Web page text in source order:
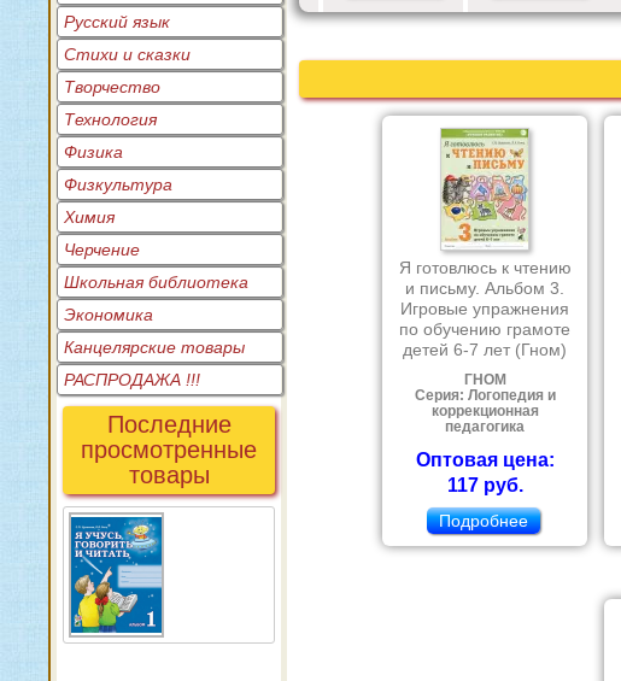
Русский язык
Стихи и сказки
Творчество
Технология
Физика
Физкультура
Химия
Черчение
Школьная библиотека
Экономика
Канцелярские товары
РАСПРОДАЖА !!!
Последние
просмотренные
товары
Я готовлюсь к чтению
и письму. Альбом 3.
Игровые упражнения
по обучению грамоте
детей 6-7 лет (Гном)
ГНОМ
Серия: Логопедия и
коррекционная
педагогика
Оптовая цена:
117 руб.
Подробнее